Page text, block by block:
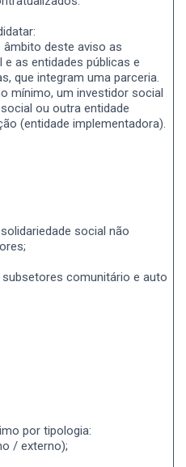
âmbito deste aviso as
as entidades públicas e
que integram uma parceria.
mínimo, um investidor social
ou outra entidade
(entidade implementadora).
social não
comunitário e auto
por tipologia:
/ externo);